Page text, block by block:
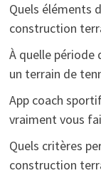
Quels éléments
construction
À quelle période
un terrain de
App coach
vraiment vous
Quels critères
construction